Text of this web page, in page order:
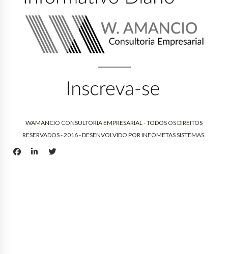
WAMANCIO CONSULTORIA EMPRESARIAL - TODOS OS DIREITOS
RESERVADOS - 2016 - DESENVOLVIDO PORINFOMETAS SISTEMAS.